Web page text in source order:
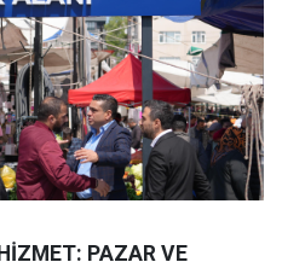
PAZAR VE